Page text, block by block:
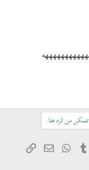
من الرد هنا.
Pinterest
Tumblr
WhatsApp
البريدالرابط